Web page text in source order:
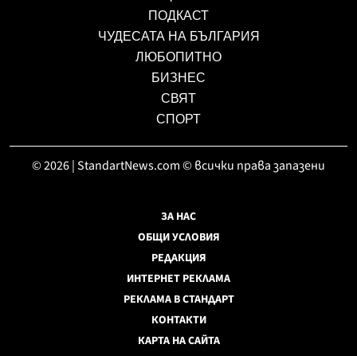
ПОДКАСТ
ЧУДЕСАТА НА БЪЛГАРИЯ
ЛЮБОПИТНО
БИЗНЕС
СВЯТ
СПОРТ
© 2026 | StandartNews.com © всички права запазени
ЗА НАС
ОБЩИ УСЛОВИЯ
РЕДАКЦИЯ
ИНТЕРНЕТ РЕКЛАМА
РЕКЛАМА В СТАНДАРТ
КОНТАКТИ
КАРТА НА САЙТА